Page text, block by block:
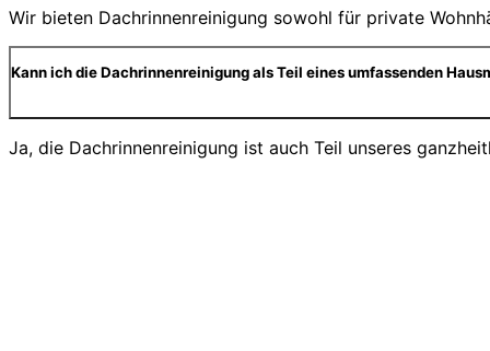
Wir bieten Dachrinnenreinigung sowohl für private
Kann ich die Dachrinnenreinigung als Teil eines umfassenden
Ja, die Dachrinnenreinigung ist auch Teil unseres